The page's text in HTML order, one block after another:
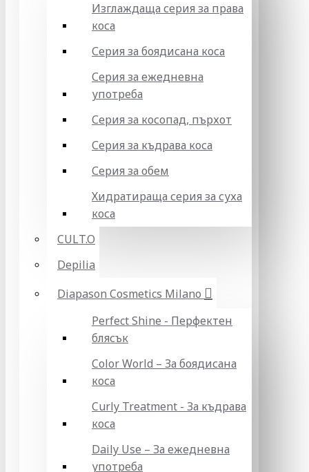
Изглаждаща серия за права
коса
Серия за боядисана коса
Серия за ежедневна
употреба
Серия за косопад, пърхот
Серия за къдрава коса
Серия за обем
Хидратираща серия за суха
коса
CULT.O
Depilia
Diapason Cosmetics Milano
Perfect Shine - Перфектен
блясък
Color World – За боядисана
коса
Curly Treatment - За къдрава
коса
Daily Use – За ежедневна
употреба